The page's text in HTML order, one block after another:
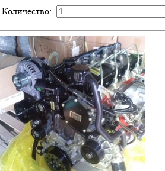
Количество: